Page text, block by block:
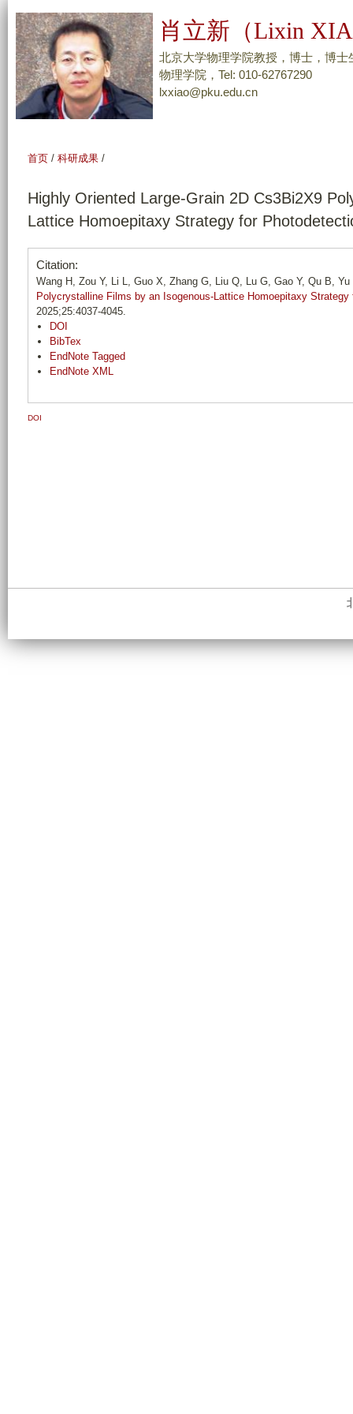
转
到
容
肖立新（Lixin
北京大学物理学院教授，博士，博士
物理学院，Tel: 010-62767290
lxxiao@pku.edu.cn
首页 / 科研成果 /
Highly Oriented Large-Grain 2D Cs3Bi2X9
Lattice Homoepitaxy Strategy for
Citation:
Wang H, Zou Y, Li L, Guo X, Zhang G, Liu Q, Lu G, Gao Y, Qu B,
Polycrystalline Films by an Isogenous-Lattice Homoepitaxy Strategy
2025;25:4037-4045.
DOI
BibTex
EndNote Tagged
EndNote XML
DOI